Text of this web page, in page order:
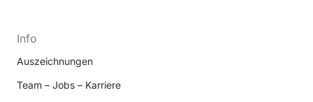
Info
Auszeichnungen
Team – Jobs – Karriere